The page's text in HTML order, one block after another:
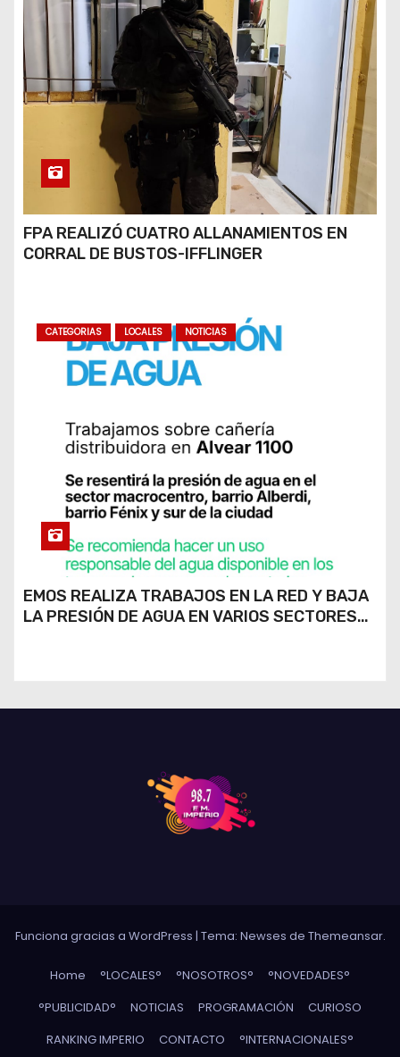
FPA REALIZÓ CUATRO ALLANAMIENTOS EN
CORRAL DE BUSTOS-IFFLINGER
CATEGORIAS LOCALES NOTICIAS
EMOS REALIZA TRABAJOS EN LA RED Y BAJA
LA PRESIÓN DE AGUA EN VARIOS SECTORES
Funciona gracias a WordPress | Tema: Newses de Themeansar.
Home °LOCALES° °NOSOTROS°
°NOVEDADES°
°PUBLICIDAD°
NOTICIAS PROGRAMACIÓN
CURIOSO
RANKING IMPERIO
CONTACTO °INTERNACIONALES°